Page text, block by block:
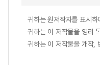
귀하는 원저작자를 표시하
귀하는 이 저작물을 영리
귀하는 이 저작물을 개작,